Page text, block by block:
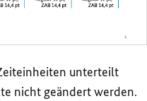
unterteilt
nicht geändert werden.